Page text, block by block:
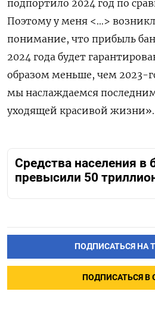
подпортило 2024 год по
Поэтому у меня <…>
понимание, что прибыль
2024 года будет
образом меньше, чем 2023-
мы наслаждаемся
уходящей красивой жизни».
Средства населения в
превысили 50
ПОДПИСАТЬСЯ НА
ПОДПИСАТЬСЯ В